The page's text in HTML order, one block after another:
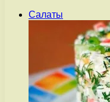
Салаты